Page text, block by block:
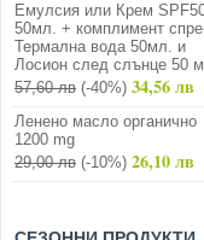
Емулсия или Крем
50мл. + комплимент
Термална вода 50мл. и
Лосион след слънце 50
57,60 лв (-40%) 34,56 лв
Ленено масло органично
1200 mg
29,00 лв (-10%) 26,10 лв